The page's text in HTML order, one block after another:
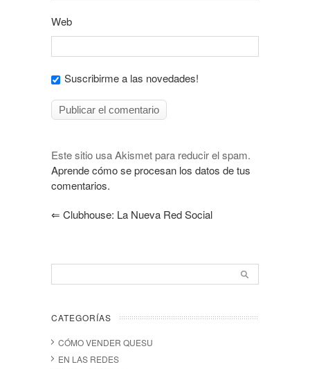
Web
Suscribirme a las novedades!
Este sitio usa Akismet para reducir el spam.
Aprende cómo se procesan los datos de tus
comentarios.
⇐ Clubhouse: La Nueva Red Social
CATEGORÍAS
CÓMO VENDER QUESU
EN LAS REDES